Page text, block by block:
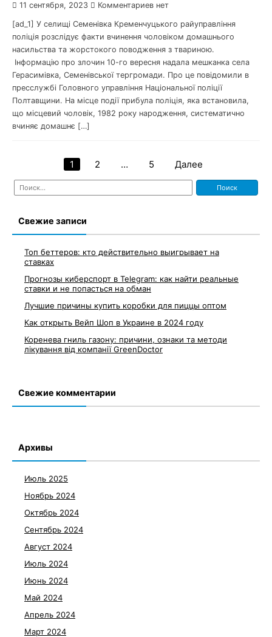
11 сентября, 2023 Комментариев нет
[ad_1] У селищі Семенівка Кременчуцького райуправління
поліція розслідує факти вчинення чоловіком домашнього
насильства та жорстокого поводження з твариною.
Інформацію про злочин 10-го вересня надала мешканка села
Герасимівка, Семенівської тергромади. Про це повідомили в
пресслужбі Головного управління Національної поліції
Полтавщини. На місце події прибула поліція, яка встановила,
що місцевий чоловік, 1982 року народження, систематично
вчиняє домашнє […]
Пагинация
записей
1 2 … 5 Далее
Найти:
Свежие записи
Топ беттеров: кто действительно выигрывает на
ставках
Прогнозы киберспорт в Telegram: как найти реальные
ставки и не попасться на обман
Лучшие причины купить коробки для пиццы оптом
Как открыть Вейп Шоп в Украине в 2024 году
Коренева гниль газону: причини, ознаки та методи
лікування від компанії GreenDoctor
Свежие комментарии
Архивы
Июль 2025
Ноябрь 2024
Октябрь 2024
Сентябрь 2024
Август 2024
Июль 2024
Июнь 2024
Май 2024
Апрель 2024
Март 2024